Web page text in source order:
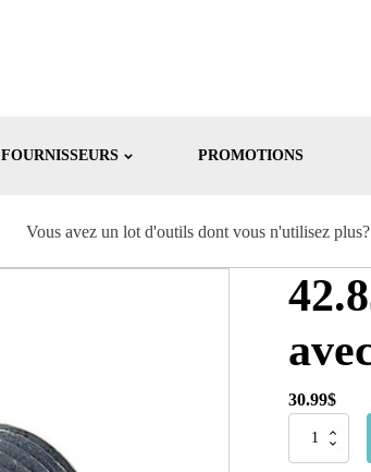
FOURNISSEURS PROMOTIONS
Vous avez un lot d'outils dont vous n'utilisez plus?
30.99$
quantité